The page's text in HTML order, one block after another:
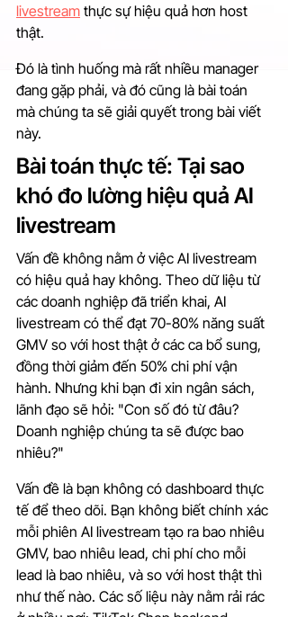
livestream thực sự hiệu quả hơn host
thật.
Đó là tình huống mà rất nhiều manager
đang gặp phải, và đó cũng là bài toán
mà chúng ta sẽ giải quyết trong bài viết
này.
Bài toán thực tế: Tại sao
khó đo lường hiệu quả AI
livestream
Vấn đề không nằm ở việc AI livestream
có hiệu quả hay không. Theo dữ liệu từ
các doanh nghiệp đã triển khai, AI
livestream có thể đạt 70-80% năng suất
GMV so với host thật ở các ca bổ sung,
đồng thời giảm đến 50% chi phí vận
hành. Nhưng khi bạn đi xin ngân sách,
lãnh đạo sẽ hỏi: "Con số đó từ đâu?
Doanh nghiệp chúng ta sẽ được bao
nhiêu?"
Vấn đề là bạn không có dashboard thực
tế để theo dõi. Bạn không biết chính xác
mỗi phiên AI livestream tạo ra bao nhiêu
GMV, bao nhiêu lead, chi phí cho mỗi
lead là bao nhiêu, và so với host thật thì
như thế nào. Các số liệu này nằm rải rác